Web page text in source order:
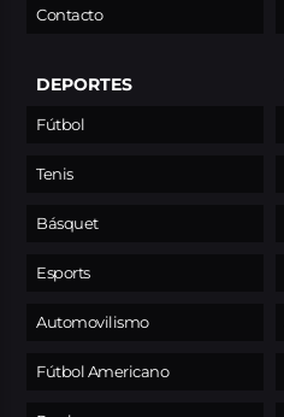
Contacto
DEPORTES
Fútbol
Tenis
Básquet
Esports
Automovilismo
Fútbol Americano